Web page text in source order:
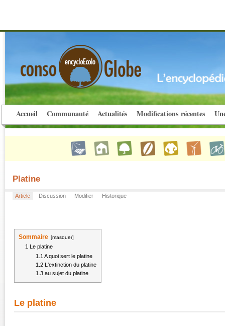
Accueil Communauté Actualités Modifications récentes
Platine
Article Discussion Modifier Historique
Sommaire [masquer]
1 Le platine
1.1 A quoi sert le platine
1.2
L'extinction du platine
1.3 au sujet du platine
Le platine